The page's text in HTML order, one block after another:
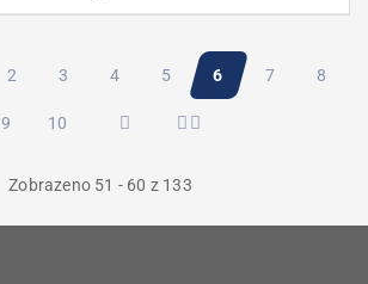
Stránka
2 Stránka
3 Stránka
4 Stránka
5 Aktuální
6 Stránka
7 8
Stránka
9 Stránka
10
Zobrazeno 51 - 60 z 133